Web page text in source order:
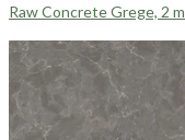
Raw Concrete Grege, 2 m